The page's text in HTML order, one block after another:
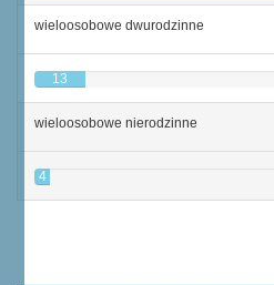
wieloosobowe dwurodzinne
13
wieloosobowe nierodzinne
4